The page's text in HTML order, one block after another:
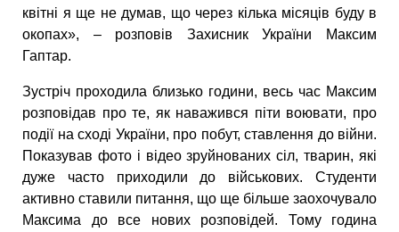
квітні я ще не думав, що через кілька місяців буду в
окопах», – розповів Захисник України Максим
Гаптар.
Зустріч проходила близько години, весь час Максим
розповідав про те, як наважився піти воювати, про
події на сході України, про побут, ставлення до війни.
Показував фото і відео зруйнованих сіл, тварин, які
дуже часто приходили до військових. Студенти
активно ставили питання, що ще більше заохочувало
Максима до все нових розповідей. Тому година